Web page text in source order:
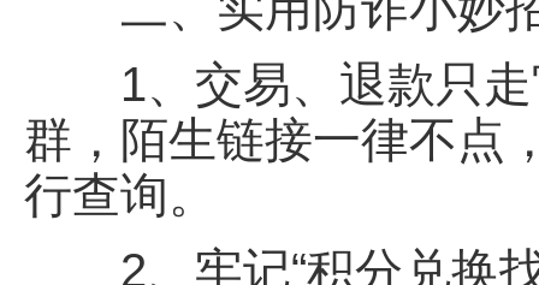
1、交易、退款只走
群，陌生链接一律不点
行查询。
2、牢记“积分兑换找